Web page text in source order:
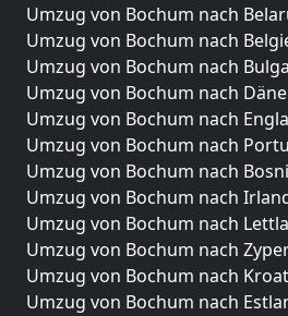
Umzug von Bochum nach
Umzug von Bochum nach
Umzug von Bochum nach
Umzug von Bochum nach
Umzug von Bochum nach
Umzug von Bochum nach
Umzug von Bochum nach
Umzug von Bochum nach
Umzug von Bochum nach
Umzug von Bochum nach
Umzug von Bochum nach
Umzug von Bochum nach